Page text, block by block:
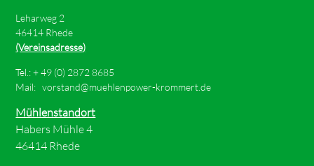
Leharweg 2
46414 Rhede
(Vereinsadresse)
Tel.: +49 (0) 2872 8685
Mail:vorstand@muehlenpower-krommert.de
Mühlenstandort
Habers Mühle 4
46414 Rhede